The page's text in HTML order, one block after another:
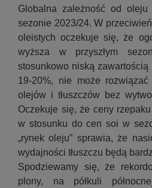
Globalna zależność od
sezonie 2023/24. W
oleistych oczekuje się, że
wyższa w przyszłym
stosunkowo niską zawartością
19-20%, nie może
olejów i tłuszczów bez
Oczekuje się, że ceny
w stosunku do cen soi w
„rynek oleju” sprawia, że
wydajności tłuszczu będą
Spodziewamy się, że
plony, na półkuli